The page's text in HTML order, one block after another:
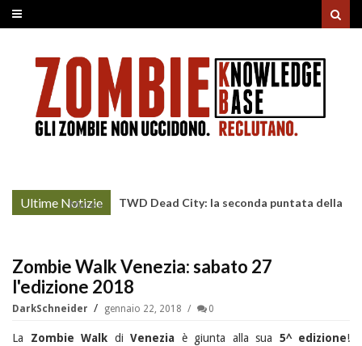
Ultime Notizie
More »
TWD Dead City: la seconda puntata della
Zombie Walk Venezia: sabato 27
l'edizione 2018
DarkSchneider gennaio 22, 2018 0
La Zombie Walk di Venezia è giunta alla sua 5^ edizione!